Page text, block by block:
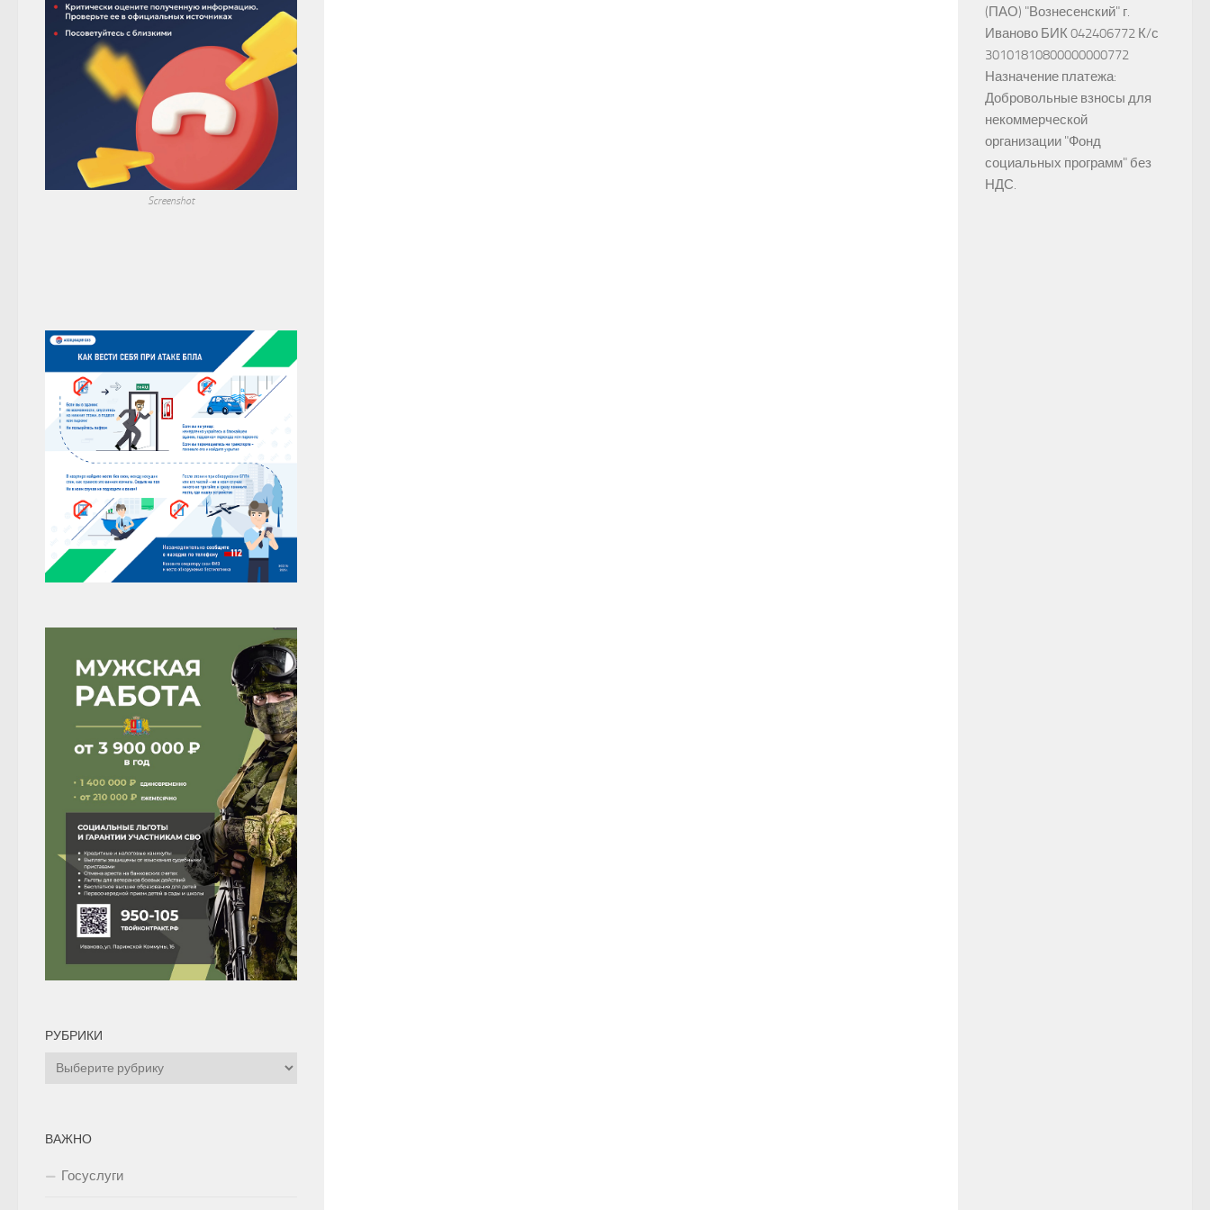
Screenshot
РУБРИКИ
Рубрики
ВАЖНО
Госуслуги
(ПАО) "Вознесенский" г.
Иваново БИК 042406772 К/с
30101810800000000772
Назначение платежа:
Добровольные взносы для
некоммерческой
организации "Фонд
социальных программ" без
НДС.